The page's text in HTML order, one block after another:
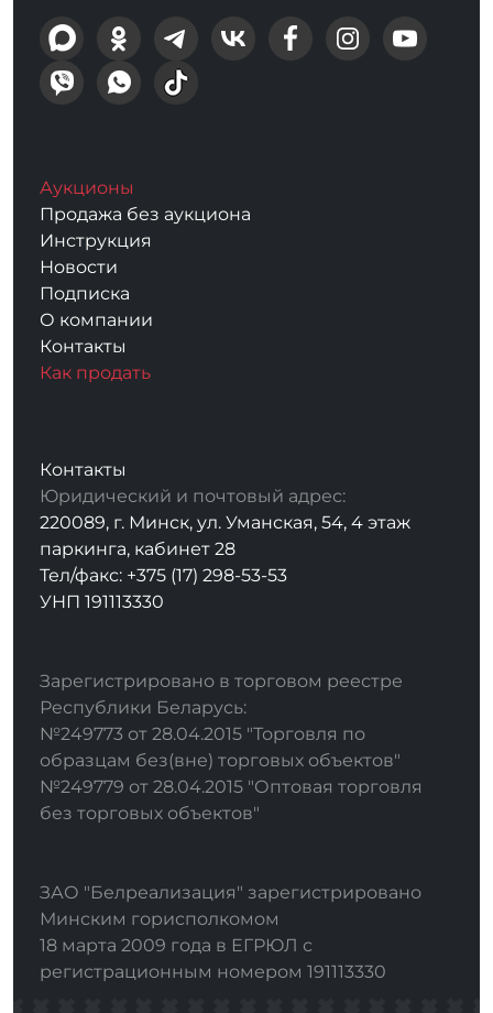
Аукционы
Продажа без аукциона
Инструкция
Новости
Подписка
О компании
Контакты
Как продать
Контакты
Юридический и почтовый адрес:
220089, г. Минск, ул. Уманская, 54, 4 этаж
паркинга, кабинет 28
Тел/факс: +375 (17) 298-53-53
УНП 191113330
Зарегистрировано в торговом реестре
Республики Беларусь:
№249773 от 28.04.2015 "Торговля по
образцам без(вне) торговых объектов"
№249779 от 28.04.2015 "Оптовая торговля
без торговых объектов"
ЗАО "Белреализация" зарегистрировано
Минским горисполкомом
18 марта 2009 года в ЕГРЮЛ с
регистрационным номером 191113330